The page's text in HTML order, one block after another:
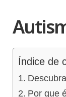
Índice de
Por que